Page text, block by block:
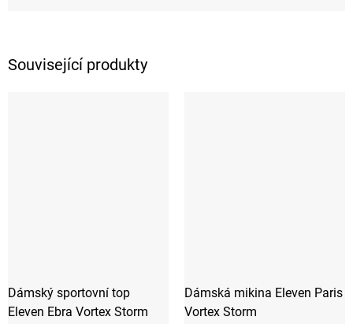
Související produkty
Dámský sportovní top
Eleven Ebra Vortex Storm
Dámská mikina Eleven Paris
Vortex Storm